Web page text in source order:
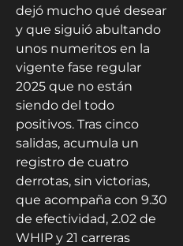
dejó mucho qué desear
y que siguió abultando
unos numeritos en la
vigente fase regular
2025 que no están
siendo del todo
positivos. Tras cinco
salidas, acumula un
registro de cuatro
derrotas, sin victorias,
que acompaña con 9.30
de efectividad, 2.02 de
WHIP y 21 carreras